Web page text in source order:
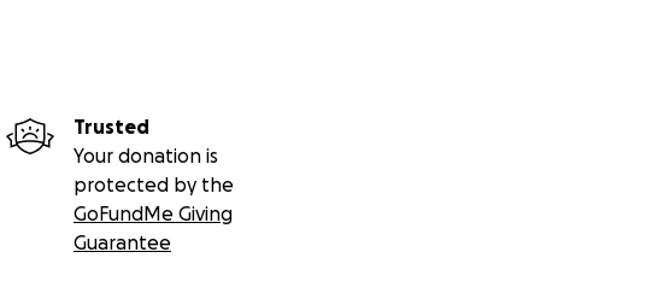
Trusted
Your donation is
protected by the
GoFundMe Giving
Guarantee